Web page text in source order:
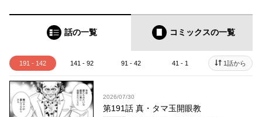
話の一覧 コミックスの一覧
191 - 142 141 - 92 91 - 42 41 - 1 1話から
2026/07/30
第191話 真・タマ玉開眼教